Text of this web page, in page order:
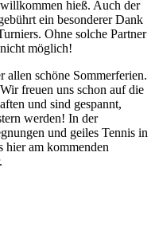
hieß. Auch der
ein besonderer Dank
Ohne solche Partner
möglich!
allen schöne Sommerferien.
freuen uns schon auf die
und sind gespannt,
werden! In der
und geiles Tennis in
hier am kommenden